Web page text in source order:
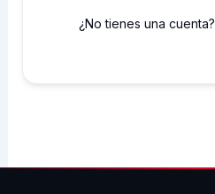
¿No tienes una cuenta?